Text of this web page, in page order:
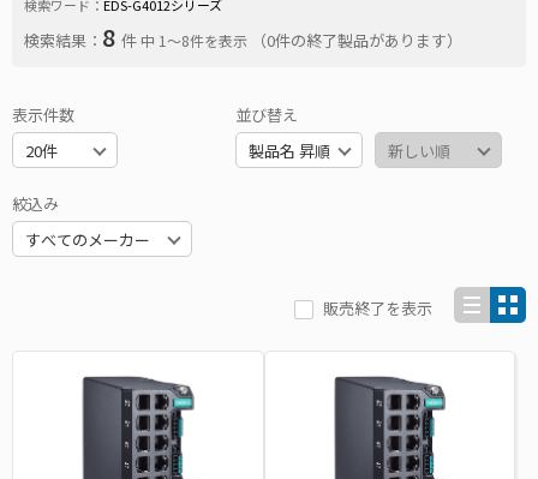
検索ワード： EDS-G4012シリーズ
検索結果： 8 件 中 1〜8件を表示 （0件の終了製品があります）
表示件数 並び替え
絞込み
販売終了を表示